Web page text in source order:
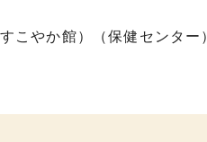
こやか館）（保健センター